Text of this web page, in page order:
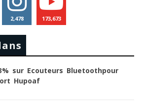
2,478 173,673
sur Ecouteurs Bluetoothpour
Hupoaf